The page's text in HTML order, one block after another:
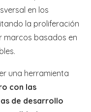
en los
la proliferación
marcos basados en
una herramienta
con las
de desarrollo